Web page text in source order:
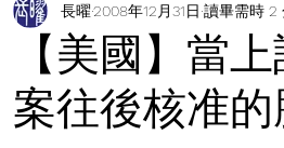
【美國】當
案往後核准
長曜2008年12月31日 讀畢需時 2